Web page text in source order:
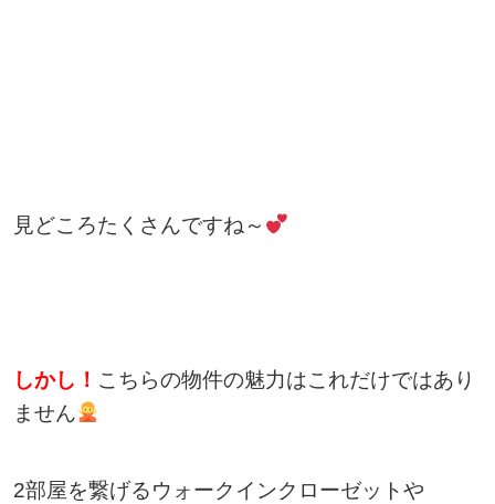
見どころたくさんですね～
しかし！ こちらの物件の魅力はこれだけではあり
ません
2部屋を繋げるウォークインクローゼットや